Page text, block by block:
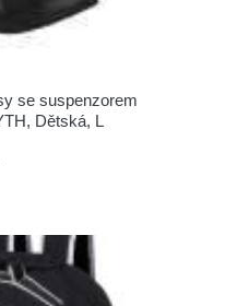
se suspenzorem
Dětská, L